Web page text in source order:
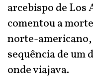
arcebispo de Los
comentou a
norte-
sequência de um
onde viajava.